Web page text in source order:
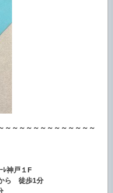
～～～～～～～～～～～～～
ﾚ神戸１F
ら 徒歩1分